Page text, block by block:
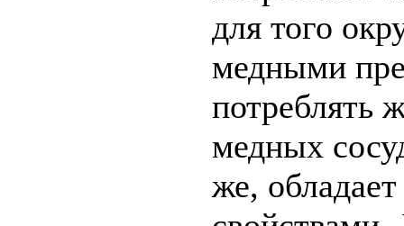
для того
медными
потреблять
медных
же,